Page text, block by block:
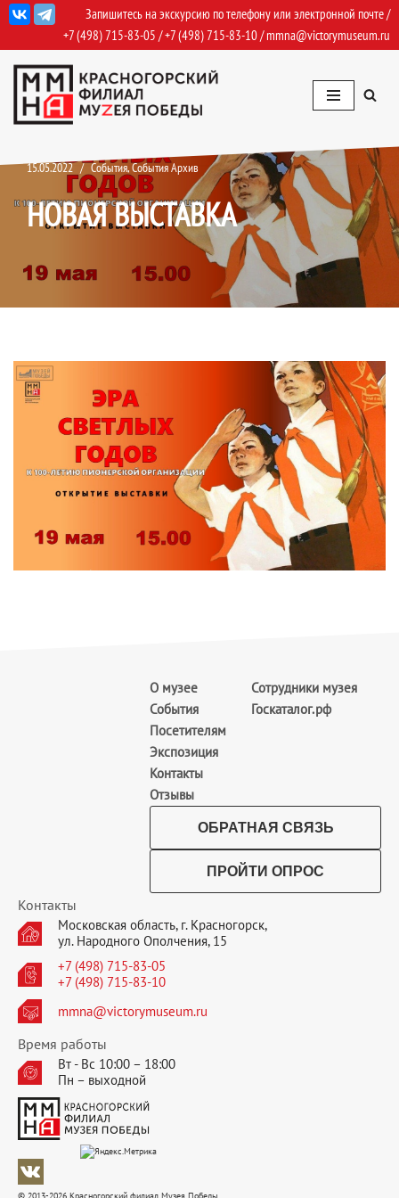
Перейти
к
содержимому
Запишитесь на экскурсию по телефону или электронной почте /
+7 (498) 715-83-05 /+7 (498) 715-83-10/mmna@victorymuseum.ru
15.05.2022 События,События Архив
НОВАЯ ВЫСТАВКА
О музее
События
Посетителям
Экспозиция
Контакты
Отзывы
Сотрудники музея
Госкаталог.рф
ОБРАТНАЯ СВЯЗЬ
ПРОЙТИ ОПРОС
Контакты
Московская область, г. Красногорск,
ул. Народного Ополчения, 15
+7 (498) 715-83-05
+7 (498) 715-83-10
mmna@victorymuseum.ru
Время работы
Вт - Вс 10:00 – 18:00
Пн – выходной